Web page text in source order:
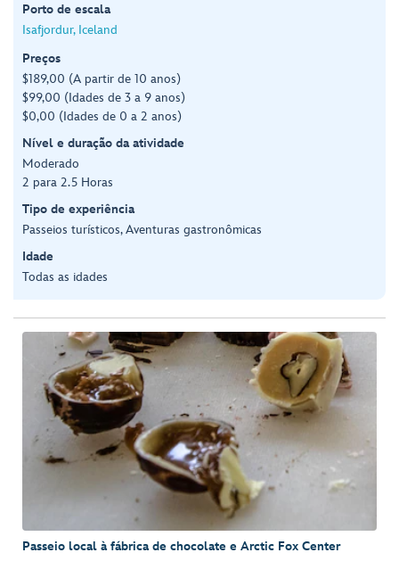
Porto de escala
Isafjordur, Iceland
Preços
$189,00 (A partir de 10 anos)
$99,00 (Idades de 3 a 9 anos)
$0,00 (Idades de 0 a 2 anos)
Nível e duração da atividade
Moderado
2 para 2.5 Horas
Tipo de experiência
Passeios turísticos, Aventuras gastronômicas
Idade
Todas as idades
Passeio local à fábrica de chocolate e Arctic Fox Center